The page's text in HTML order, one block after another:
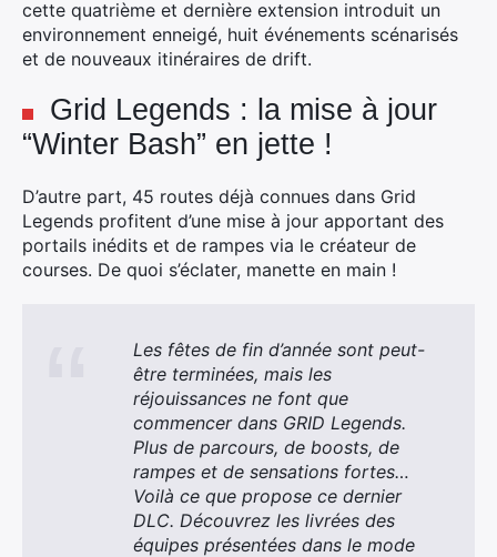
cette quatrième et dernière extension introduit un
environnement enneigé, huit événements scénarisés
et de nouveaux itinéraires de drift.
Grid Legends : la mise à jour
“Winter Bash” en jette !
D’autre part, 45 routes déjà connues dans Grid
Legends profitent d’une mise à jour apportant des
portails inédits et de rampes via le créateur de
courses. De quoi s’éclater, manette en main !
Les fêtes de fin d’année sont peut-
être terminées, mais les
réjouissances ne font que
commencer dans GRID Legends.
Plus de parcours, de boosts, de
rampes et de sensations fortes…
Voilà ce que propose ce dernier
DLC. Découvrez les livrées des
équipes présentées dans le mode